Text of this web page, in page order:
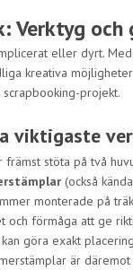
Verktyg och
eller dyrt.
kreativa
projekt.
viktigaste
främst stöta på två
(också
monterade på
och förmåga att ge
göra exakt
är